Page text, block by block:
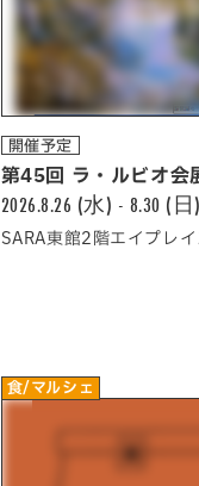
開催予定
第45回 ラ・ルビオ会
2026.8.26 (水) - 8.30 (日)
SARA東館2階エイプレイ
食/マルシェ